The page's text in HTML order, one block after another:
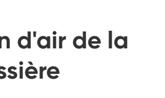
de vibration
d'essai haute basse température
d'air de la